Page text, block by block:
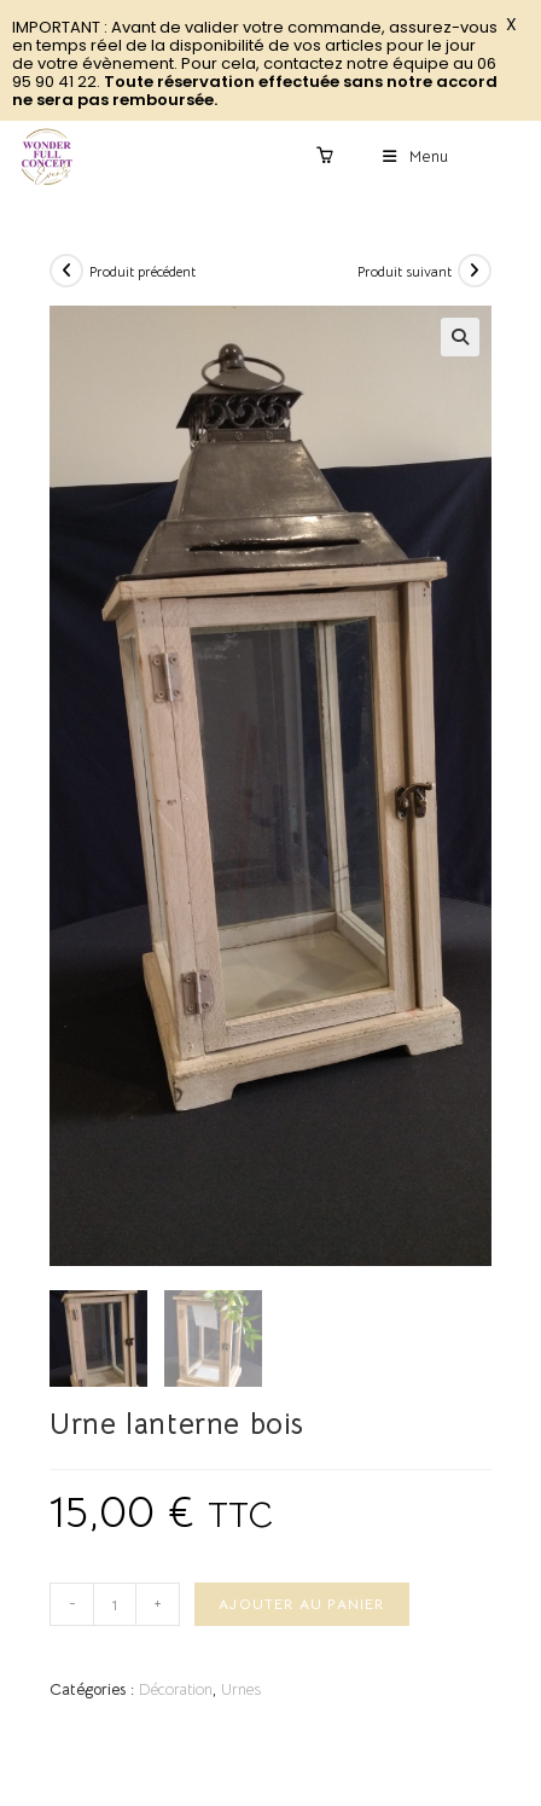
Menu
Produit précédent Produit suivant
Urne lanterne bois
15,00 € TTC
- + AJOUTER AU PANIER
Catégories : Décoration, Urnes
IMPORTANT : Avant de valider votre commande, assurez-vous
en temps réel de la disponibilité de vos articles pour le jour
de votre évènement. Pour cela, contactez notre équipe au 06
95 90 41 22. Toute réservation effectuée sans notre accord
ne sera pas remboursée.
X